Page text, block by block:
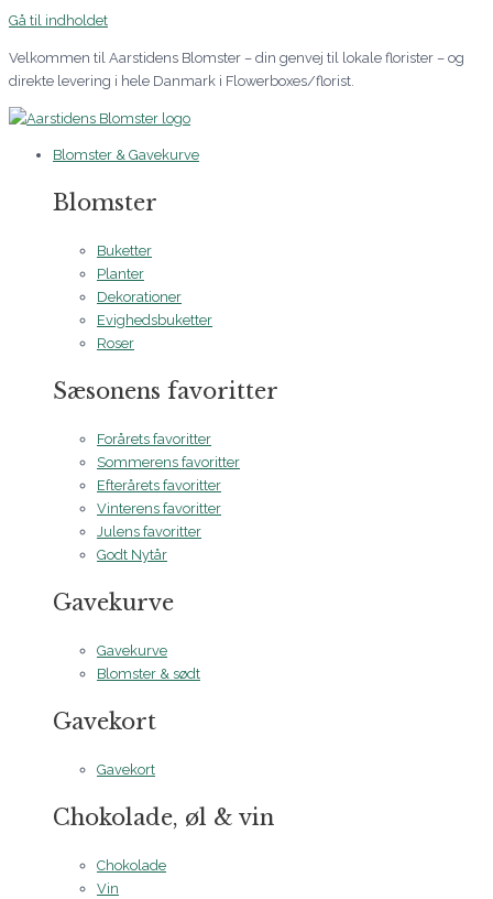
Gå til indholdet
Velkommen til Aarstidens Blomster – din genvej til lokale florister – og
direkte levering i hele Danmark i Flowerboxes/florist.
Blomster & Gavekurve
Blomster
Buketter
Planter
Dekorationer
Evighedsbuketter
Roser
Sæsonens favoritter
Forårets favoritter
Sommerens favoritter
Efterårets favoritter
Vinterens favoritter
Julens favoritter
Godt Nytår
Gavekurve
Gavekurve
Blomster & sødt
Gavekort
Gavekort
Chokolade, øl & vin
Chokolade
Vin